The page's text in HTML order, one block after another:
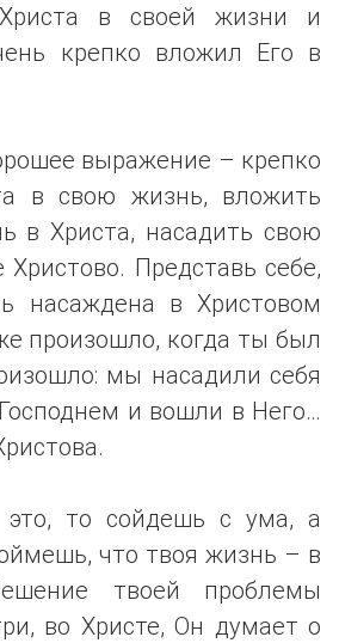
Христа в своей жизни и
крепко вложил Его в
выражение – крепко
в свою жизнь, вложить
в Христа, насадить свою
Представь себе,
насаждена в Христовом
произошло, когда ты был
мы насадили себя
и вошли в Него…
то сойдешь с ума, а
что твоя жизнь – в
твоей проблемы
во Христе, Он думает о